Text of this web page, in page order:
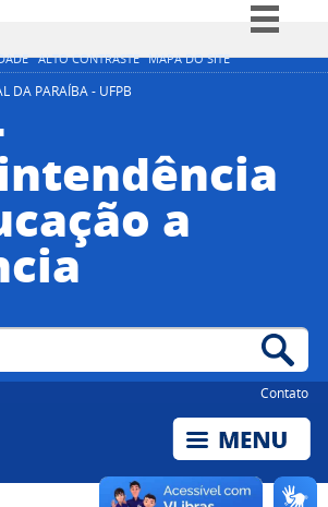
ALTO CONTRASTE MAPA DO SITE
Simplifique!
Acesso à informação
Legislação
Canais
DA PARAÍBA - UFPB
a
Contato